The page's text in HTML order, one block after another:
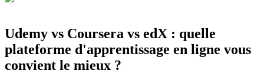
Udemy vs Coursera vs edX : quelle
plateforme d'apprentissage en ligne vous
convient le mieux ?